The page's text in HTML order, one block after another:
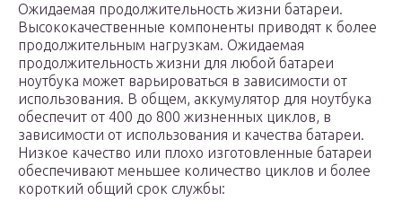
Ожидаемая продолжительность жизни батареи.
Высококачественные компоненты приводят к более
продолжительным нагрузкам. Ожидаемая
продолжительность жизни для любой батареи
ноутбука может варьироваться в зависимости от
использования. В общем, аккумулятор для ноутбука
обеспечит от 400 до 800 жизненных циклов, в
зависимости от использования и качества батареи.
Низкое качество или плохо изготовленные батареи
обеспечивают меньшее количество циклов и более
короткий общий срок службы: